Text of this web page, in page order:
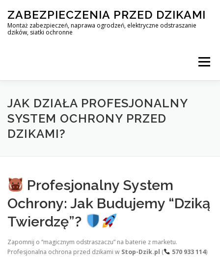
content
ZABEZPIECZENIA PRZED DZIKAMI
Montaż zabezpieczeń, naprawa ogrodzeń, elektryczne odstraszanie
dzików, siatki ochronne
Menu
STOP DZIK
PROFESJONALNA OCHRONA PRZED DZIKAMI • WARSZAWA
KONTAKT
JAK DZIAŁA PROFESJONALNY
SYSTEM OCHRONY PRZED
DZIKAMI?
Profesjonalny System
Ochrony: Jak Budujemy “Dziką
Twierdzę”?
Zapomnij o “magicznym odstraszaczu” na baterie z marketu.
Profesjonalna ochrona przed dzikami w Stop-Dzik.pl ( 570 933 114)